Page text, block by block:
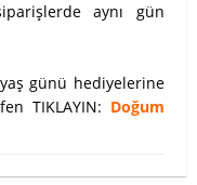
aynı gün
günü hediyelerine
TIKLAYIN: Doğum